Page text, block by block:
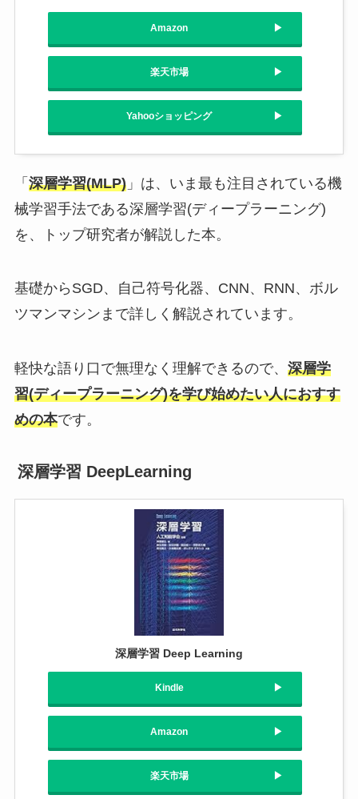
Amazon
楽天市場
Yahooショッピング
「 深層学習(MLP)」は、いま最も注目されている機
械学習手法である深層学習(ディープラーニング)
を、トップ研究者が解説した本。
基礎からSGD、自己符号化器、CNN、RNN、ボル
ツマンマシンまで詳しく解説されています。
軽快な語り口で無理なく理解できるので、 深層学
習(ディープラーニング)を学び始めたい人におすす
めの本です。
深層学習 DeepLearning
深層学習 Deep Learning
Kindle
Amazon
楽天市場